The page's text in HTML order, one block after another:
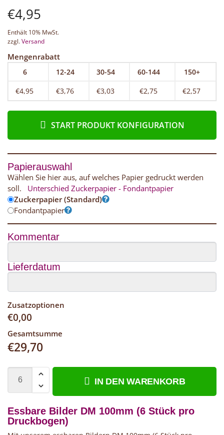
€4,95
Enthält 10% MwSt.
zzgl.Versand
Mengenrabatt
6 12-24 30-54 60-144
150+
€4,95
€3,76 €3,03 €2,75 €2,57
START PRODUKT KONFIGURATION
Papierauswahl
Wählen Sie hier aus, auf welches Papier gedruckt werden
soll. Unterschied Zuckerpapier - Fondantpapier
Zuckerpapier (Standard)
Fondantpapier
Kommentar
Lieferdatum
Zusatzoptionen
€0,00
Gesamtsumme
€29,70
IN DEN WARENKORB
Essbare Bilder DM 100mm (6 Stück pro
Druckbogen)